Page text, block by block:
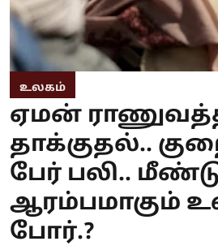
உலகம்
ஏமன்
தாக்குதல்..
பேர் பலி..
ஆரம்பமாகும்
போர்.?